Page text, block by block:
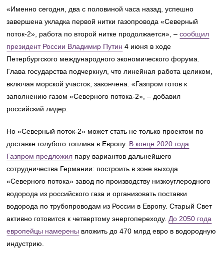
«Именно сегодня, два с половиной часа назад, успешно
завершена укладка первой нитки газопровода «Северный
поток-2», работа по второй нитке продолжается», –сообщил
президент России Владимир Путин 4 июня в ходе
Петербургского международного экономического форума.
Глава государства подчеркнул, что линейная работа целиком,
включая морской участок, закончена. «Газпром готов к
заполнению газом «Северного потока-2», – добавил
российский лидер.
Но «Северный поток-2» может стать не только проектом по
доставке голубого топлива в Европу. В конце 2020 года
Газпром предложил пару вариантов дальнейшего
сотрудничества Германии: построить в зоне выхода
«Северного потока» завод по производству низкоуглеродного
водорода из российского газа и организовать поставки
водорода по трубопроводам из России в Европу. Старый Свет
активно готовится к четвертому энергопереходу.До 2050 года
европейцы намерены вложить до 470 млрд евро в водородную
индустрию.